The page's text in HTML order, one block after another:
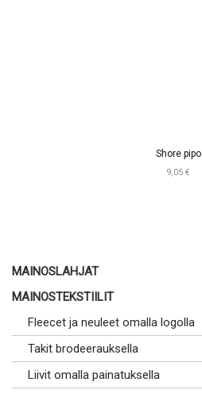
Shore pipo
9,05 €
MAINOSLAHJAT
MAINOSTEKSTIILIT
Fleecet ja neuleet omalla logolla
Takit brodeerauksella
Liivit omalla painatuksella